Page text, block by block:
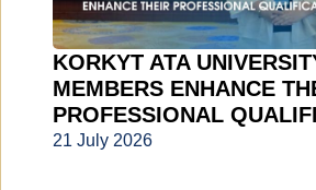
KORKYT ATA
MEMBERS ENHANCE
PROFESSIONAL
21 July 2026